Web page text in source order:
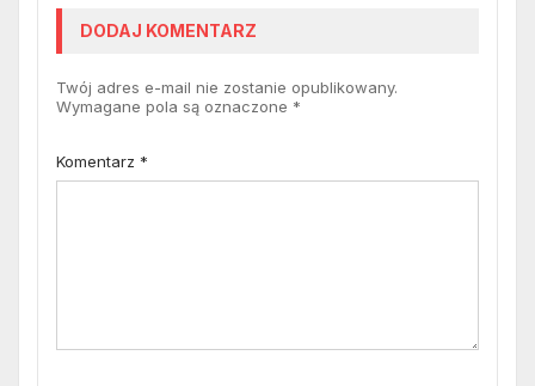
DODAJ KOMENTARZ
Twój adres e-mail nie zostanie opublikowany.
Wymagane pola są oznaczone *
Komentarz *